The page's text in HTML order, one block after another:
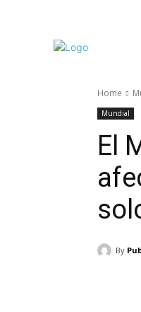
Home
Mundial
El
By